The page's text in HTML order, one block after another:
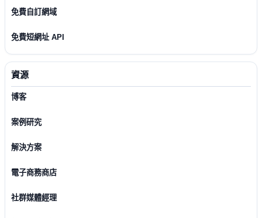
免費自訂網域
免費短網址 API
資源
博客
案例研究
解決方案
電子商務商店
社群媒體經理